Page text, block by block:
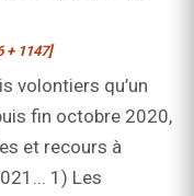
+ 1147]
volontiers qu’un
fin octobre 2020,
et recours à
1) Les